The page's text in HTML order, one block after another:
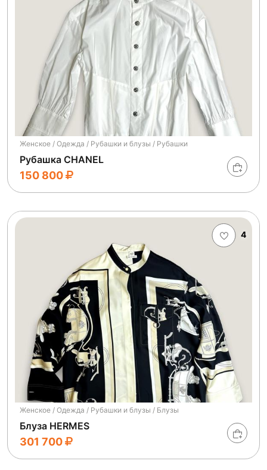
Женское / Одежда / Рубашки и блузы / Рубашки
Рубашка CHANEL
150 800
4
Женское / Одежда / Рубашки и блузы / Блузы
Блуза HERMES
301 700